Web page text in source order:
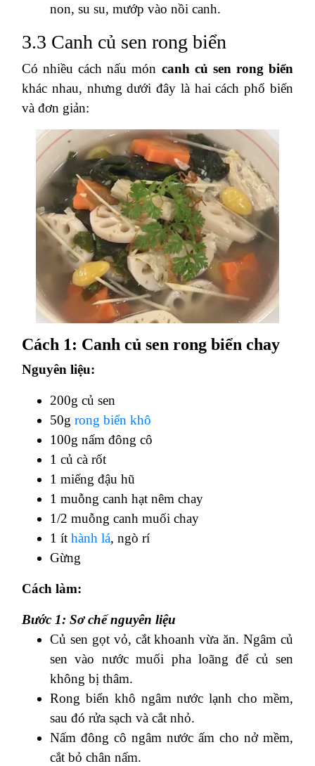
non, su su, mướp vào nồi canh.
3.3 Canh củ sen rong biển
Có nhiều cách nấu món canh củ sen rong biển
khác nhau, nhưng dưới đây là hai cách phổ biến
và đơn giản:
Cách 1: Canh củ sen rong biển chay
Nguyên liệu:
200g củ sen
50g rong biển khô
100g nấm đông cô
1 củ cà rốt
1 miếng đậu hũ
1 muỗng canh hạt nêm chay
1/2 muỗng canh muối chay
1 ít hành lá, ngò rí
Gừng
Cách làm:
Bước 1: Sơ chế nguyên liệu
Củ sen gọt vỏ, cắt khoanh vừa ăn. Ngâm củ
sen vào nước muối pha loãng để củ sen
không bị thâm.
Rong biển khô ngâm nước lạnh cho mềm,
sau đó rửa sạch và cắt nhỏ.
Nấm đông cô ngâm nước ấm cho nở mềm,
cắt bỏ chân nấm.